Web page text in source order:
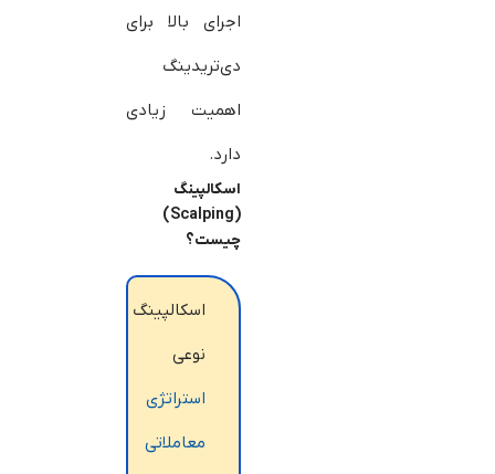
اجرای بالا برای
دی‌تریدینگ
اهمیت زیادی
دارد.
اسکالپینگ
(Scalping
)
چیست؟
اسکالپینگ
نوعی
استراتژی
معاملاتی